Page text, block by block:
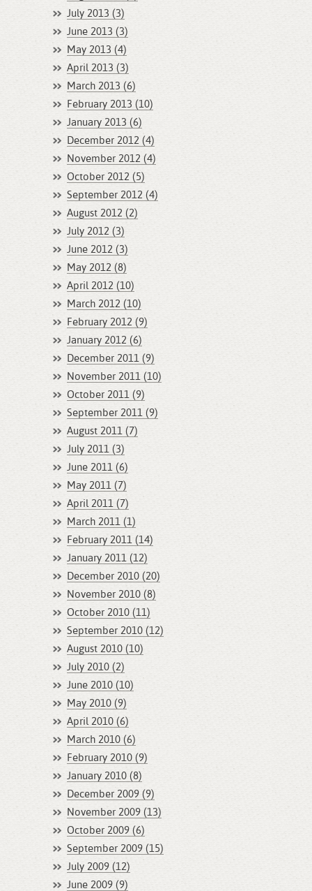
July 2013 (3)
June 2013 (3)
May 2013 (4)
April 2013 (3)
March 2013 (6)
February 2013 (10)
January 2013 (6)
December 2012 (4)
November 2012 (4)
October 2012 (5)
September 2012 (4)
August 2012 (2)
July 2012 (3)
June 2012 (3)
May 2012 (8)
April 2012 (10)
March 2012 (10)
February 2012 (9)
January 2012 (6)
December 2011 (9)
November 2011 (10)
October 2011 (9)
September 2011 (9)
August 2011 (7)
July 2011 (3)
June 2011 (6)
May 2011 (7)
April 2011 (7)
March 2011 (1)
February 2011 (14)
January 2011 (12)
December 2010 (20)
November 2010 (8)
October 2010 (11)
September 2010 (12)
August 2010 (10)
July 2010 (2)
June 2010 (10)
May 2010 (9)
April 2010 (6)
March 2010 (6)
February 2010 (9)
January 2010 (8)
December 2009 (9)
November 2009 (13)
October 2009 (6)
September 2009 (15)
July 2009 (12)
June 2009 (9)